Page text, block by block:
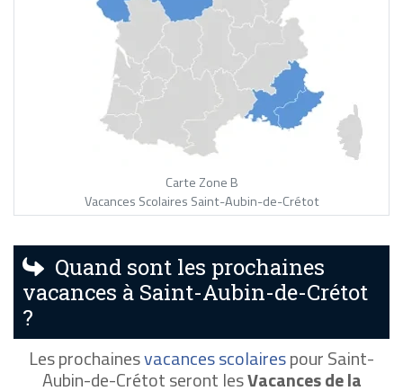
Carte Zone B
Vacances Scolaires Saint-Aubin-de-Crétot
Quand sont les prochaines
vacances à Saint-Aubin-de-Crétot
?
Les prochainesvacances scolairespour Saint-
Aubin-de-Crétot seront lesVacances de la